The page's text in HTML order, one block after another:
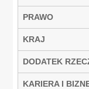
PRAWO
KRAJ
DODATEK
KARIERA I